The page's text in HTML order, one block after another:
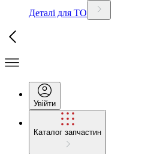
Деталі для ТО
Увійти
Каталог запчастин